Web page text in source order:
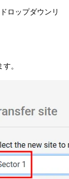
ロップダウンリ
。